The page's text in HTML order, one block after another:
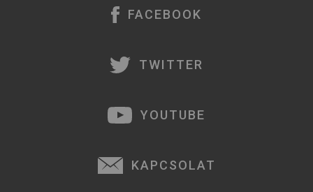
FACEBOOK
TWITTER
YOUTUBE
KAPCSOLAT